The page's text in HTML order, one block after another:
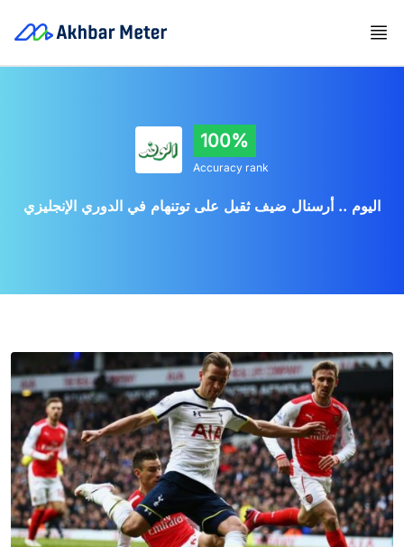
100%
Accuracy rank
اليوم .. أرسنال ضيف ثقيل على توتنهام في الدوري الإنجليزي